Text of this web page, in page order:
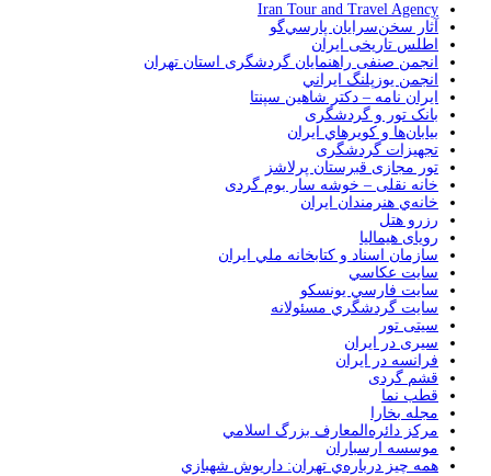
Iran Tour and Travel Agency
آثار سخن‌سرايان پارسي‌گو
اطلس تاریخی ایران
انجمن صنفی راهنمایان گردشگری استان تهران
انجمن يوزپلنگ ايراني
ایران نامه – دکتر شاهین سپنتا
بانک تور و گردشگری
بيابان‌ها و كويرهاي ايران
تجهیزات گردشگری
تور مجازی قبرستان پرلاشز
خانه نقلی – خوشه سار بوم گردی
خانه‌ي هنرمندان ايران
رزرو هتل
رویای هیمالیا
سازمان اسناد و كتابخانه ملي ايران
سايت عكاسي
سايت فارسي يونسكو
سايت گردشگري مسئولانه
سیتی تور
سیری در ایران
فرانسه در ايران
قشم گردی
قطب نما
مجله بخارا
مركز دائره‌المعارف بزرگ اسلامي
موسسه ارسباران
همه چيز درباره‌ي تهران: داريوش شهبازي